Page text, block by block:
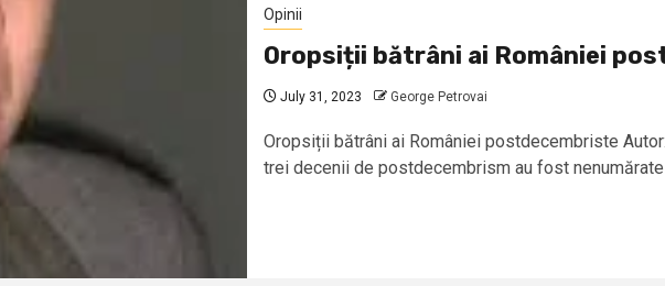
Opinii
Oropsiții bătrâni ai României
July 31, 2023 George Petrovai
Oropsiții bătrâni ai României postdecembriste
trei decenii de postdecembrism au fost nenumărate